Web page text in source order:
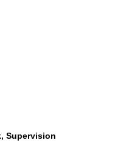
Supervision